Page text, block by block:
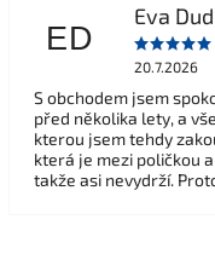
ED
Eva
20.7.2026
S obchodem jsem
před několika lety, a
kterou jsem tehdy
která je mezi poličkou
takže asi nevydrží.